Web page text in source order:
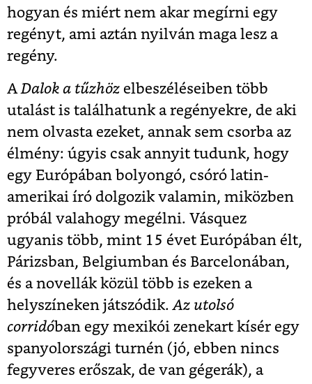
hogyan és miért nem akar megírni egy
regényt, ami aztán nyilván maga lesz a
regény.
A Dalok a tűzhöz elbeszéléseiben több
utalást is találhatunk a regényekre, de aki
nem olvasta ezeket, annak sem csorba az
élmény: úgyis csak annyit tudunk, hogy
egy Európában bolyongó, csóró latin-
amerikai író dolgozik valamin, miközben
próbál valahogy megélni. Vásquez
ugyanis több, mint 15 évet Európában élt,
Párizsban, Belgiumban és Barcelonában,
és a novellák közül több is ezeken a
helyszíneken játszódik. Az utolsó
corridóban egy mexikói zenekart kísér egy
spanyolországi turnén (jó, ebben nincs
fegyveres erőszak, de van gégerák), a